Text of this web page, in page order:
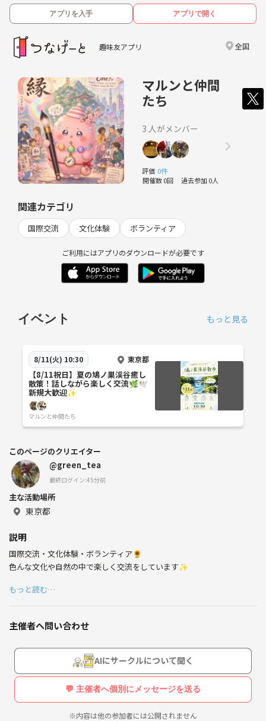
アプリを入手 アプリで開く
趣味友アプリ 全国
マルンと仲間
たち
3 人がメンバー
評価 0件
開催数 0回 過去参加 0人
関連カテゴリ
国際交流 文化体験 ボランティア
ご利用にはアプリのダウンロードが必要です
イベント もっと見る
8/11(火) 10:30 東京都
【8/11祝日】夏の鳩ノ巣渓谷癒し
散策！話しながら楽しく交流🌿🕊️
新規大歓迎✨
マルンと仲間たち
このページのクリエイター
@green_tea
最終ログイン:45分前
主な活動場所
東京都
説明
国際交流・文化体験・ボランティア🌻
色んな文化や自然の中で楽しく交流をしています✨
もっと読む…
主催者へ問い合わせ
AIにサークルについて聞く
💬 主催者へ個別にメッセージを送る
※内容は他の参加者には公開されません